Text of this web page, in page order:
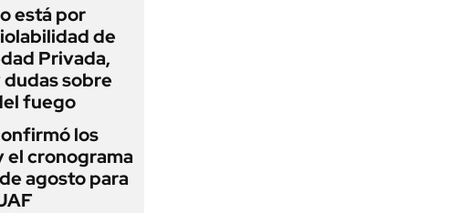
está por
de
Privada,
sobre
fuego
los
el cronograma
agosto para